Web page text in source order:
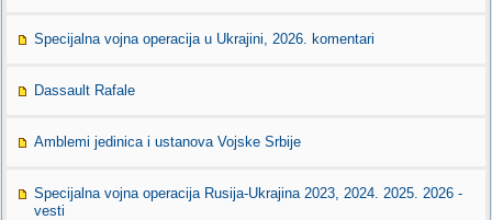
Specijalna vojna operacija u Ukrajini, 2026. komentari
Dassault Rafale
Amblemi jedinica i ustanova Vojske Srbije
Specijalna vojna operacija Rusija-Ukrajina 2023, 2024. 2025. 2026 -
vesti